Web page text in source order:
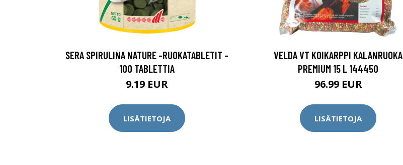
SERA SPIRULINA NATURE -RUOKATABLETIT -
100 TABLETTIA
9.19 EUR
LISÄTIETOJA
VELDA VT KOIKARPPI KALANRUOKA
PREMIUM 15 L 144450
96.99 EUR
LISÄTIETOJA